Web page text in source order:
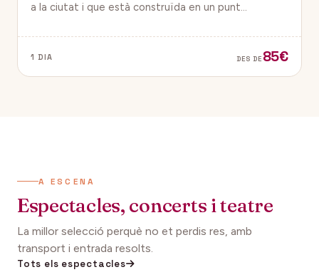
a la ciutat i que està construïda en un punt
1 DIA DES DE 85€
A ESCENA
Espectacles, concerts i teatre
La millor selecció perquè no et perdis res, amb
transport i entrada resolts.
Tots els espectacles